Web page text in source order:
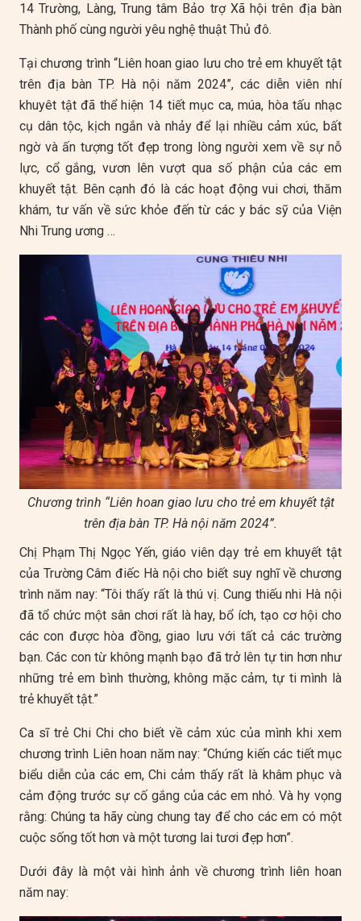
14 Trường, Làng, Trung tâm Bảo trợ Xã hội trên địa bàn
Thành phố cùng người yêu nghệ thuật Thủ đô.
Tại chương trình “Liên hoan giao lưu cho trẻ em khuyết tật
trên địa bàn TP. Hà nội năm 2024”, các diễn viên nhí
khuyêt tật đã thể hiện 14 tiết mục ca, múa, hòa tấu nhạc
cụ dân tộc, kịch ngắn và nhảy để lại nhiều cảm xúc, bất
ngờ và ấn tượng tốt đẹp trong lòng người xem về sự nỗ
lực, cổ gắng, vươn lên vượt qua số phận của các em
khuyết tật. Bên cạnh đó là các hoạt động vui chơi, thăm
khám, tư vấn về sức khỏe đến từ các y bác sỹ của Viện
Nhi Trung ương …
Chương trình “Liên hoan giao lưu cho trẻ em khuyết tật
trên địa bàn TP. Hà nội năm 2024”.
Chị Phạm Thị Ngọc Yến, giáo viên dạy trẻ em khuyết tật
của Trường Câm điếc Hà nội cho biết suy nghĩ về chương
trình năm nay: “Tôi thấy rất là thú vị. Cung thiếu nhi Hà nội
đã tổ chức một sân chơi rất là hay, bổ ích, tạo cơ hội cho
các con được hòa đồng, giao lưu với tất cả các trường
bạn. Các con từ không mạnh bạo đã trở lên tự tin hơn như
những trẻ em bình thường, không mặc cảm, tự ti mình là
trẻ khuyết tật.”
Ca sĩ trẻ Chi Chi cho biết về cảm xúc của mình khi xem
chương trình Liên hoan năm nay: “Chứng kiến các tiết mục
biểu diễn của các em, Chi cảm thấy rất là khâm phục và
cảm động trước sự cố gắng của các em nhỏ. Và hy vọng
rằng: Chúng ta hãy cùng chung tay để cho các em có một
cuộc sống tốt hơn và một tương lai tươi đẹp hơn”.
Dưới đây là một vài hình ảnh về chương trình liên hoan
năm nay: